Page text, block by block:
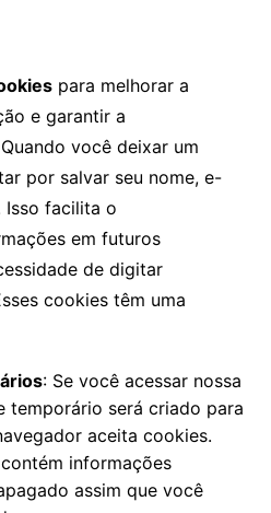
para melhorar a
e garantir a
você deixar um
por salvar seu nome, e-
Isso facilita o
em futuros
de digitar
cookies têm uma
: Se você acessar nossa
temporário será criado para
aceita cookies.
informações
assim que você